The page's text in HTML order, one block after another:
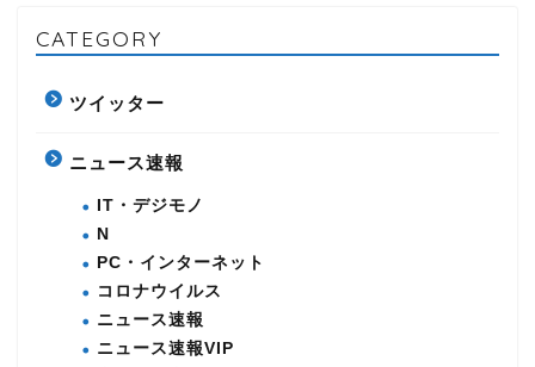
CATEGORY
ツイッター
ニュース速報
IT・デジモノ
N
PC・インターネット
コロナウイルス
ニュース速報
ニュース速報VIP